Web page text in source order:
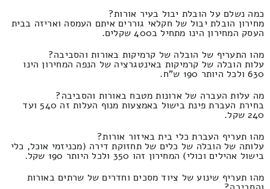
כמה נשלם על הובלת יבול בעיר אורות?
מחירון הובלת יבול של חקלאי גוררים איתם העמסה ואריזה בבית
העסק המחירון הינו מתחיל ב400 שקלים.
מהו התעריף של הובלה של קרמיקות באורות והסביבה?
עלות הובלה של קרמיקות באינטגרציה של הנפה המחירון הינו
630 ולכל היותר 190 ש"ח.
מה עלות העברה של ארונות מטבח באורות והסביבה?
בחירת העברת פינת בישול באמצעות מנוף העלות זה 540 ועד
240 שקל.
מהו תעריף העברת כלי בית באיזור אורות?
עלותה של הובלה של כלים של תחזוקת דירה (מכניזמי אוכל, כלי
בישול אהילים וכולי) המחירון זהו 350 ולכל היותר 190 שקל.
מהו תעריף שינוע של ציוד מסכים וחדרים של שרתים באורות